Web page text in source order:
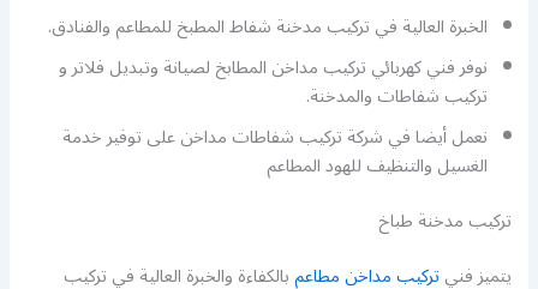
الخبرة العالية في تركيب مدخنة شفاط المطبخ للمطاعم والفنادق.
نوفر فني كهربائي تركيب مداخن المطابخ لصيانة وتبديل فلاتر و
تركيب شفاطات والمدخنة.
نعمل أيضا في شركة تركيب شفاطات مداخن على توفير خدمة
الغسيل والتنظيف للهود المطاعم
تركيب مدخنة طباخ
يتميز فنيتركيب مداخن مطاعمبالكفاءة والخبرة العالية في تركيب